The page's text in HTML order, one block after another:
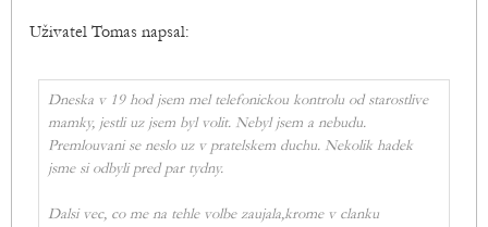
Uživatel Tomas napsal:
Dneska v 19 hod jsem mel telefonickou kontrolu od starostlive
mamky, jestli uz jsem byl volit. Nebyl jsem a nebudu.
Premlouvani se neslo uz v pratelskem duchu. Nekolik hadek
jsme si odbyli pred par tydny.
Dalsi vec, co me na tehle volbe zaujala,krome v clanku